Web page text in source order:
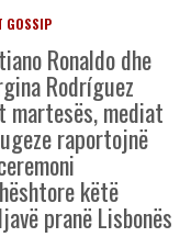
GOSSIP
Ronaldo dhe
Rodríguez
martesës, mediat
raportojnë
këtë
pranë Lisbonës